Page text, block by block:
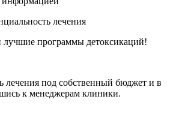
лечения
лучшие программы детоксикаций!
лечения под собственный бюджет и в
к менеджерам клиники.